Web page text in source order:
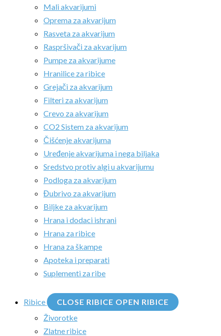
Mali akvarijumi
Oprema za akvarijum
Rasveta za akvarijum
Raspršivači za akvarijum
Pumpe za akvarijume
Hranilice za ribice
Grejači za akvarijum
Filteri za akvarijum
Crevo za akvarijum
CO2 Sistem za akvarijum
Čišćenje akvarijuma
Uređenje akvarijuma i nega biljaka
Sredstvo protiv algi u akvarijumu
Podloga za akvarijum
Đubrivo za akvarijum
Biljke za akvarijum
Hrana i dodaci ishrani
Hrana za ribice
Hrana za škampe
Apoteka i preparati
Suplementi za ribe
Ribice CLOSE RIBICE OPEN RIBICE
Živorotke
Zlatne ribice